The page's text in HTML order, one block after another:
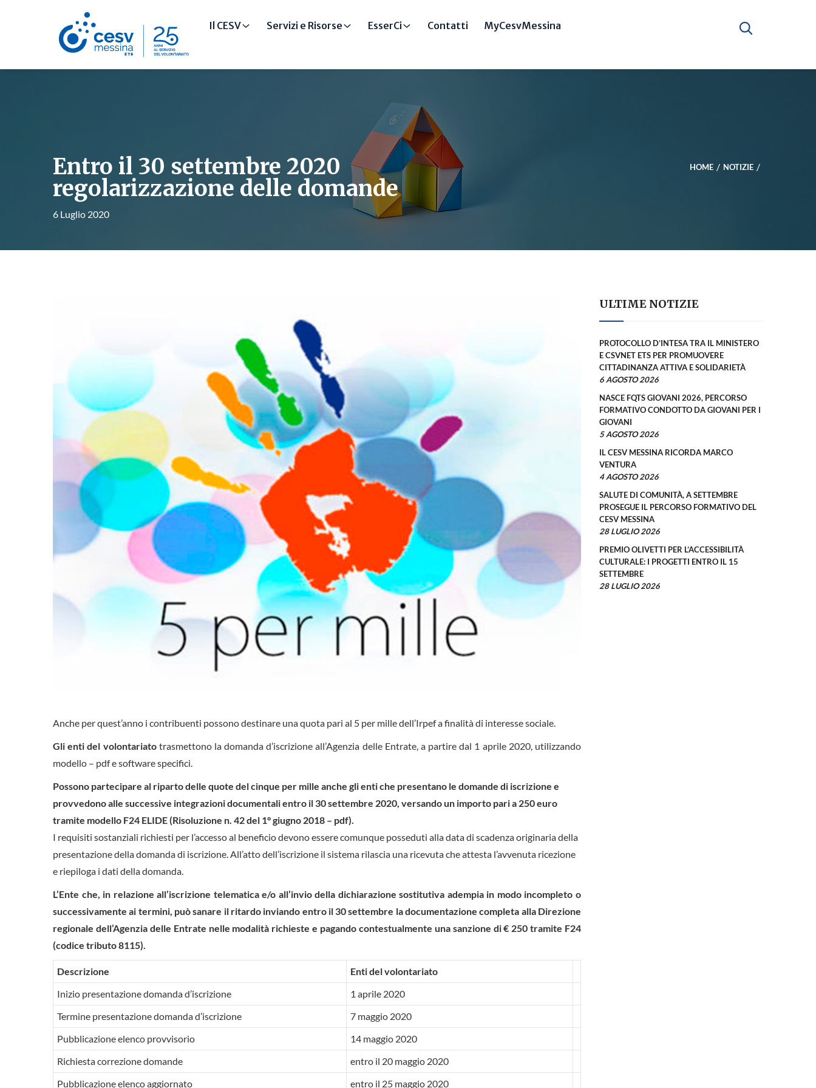
Il CESV Servizi e Risorse EsserCi Contatti MyCesvMessina
Entro il 30 settembre 2020
regolarizzazione delle domande
6 Luglio 2020
HOME NOTIZIE
Anche per quest’anno i contribuenti possono destinare una quota pari al 5 per mille dell’Irpef a finalità di interesse sociale.
Gli enti del volontariatotrasmettono la domanda d’iscrizione all’Agenzia delle Entrate, a partire dal 1 aprile 2020, utilizzando
modello – pdf e software specifici.
Possono partecipare al riparto delle quote del cinque per mille anche gli enti che presentano le domande di iscrizione e
provvedono alle successive integrazioni documentali entro il 30 settembre 2020, versando un importo pari a 250 euro
tramite modello F24 ELIDE (Risoluzione n. 42 del 1° giugno 2018 – pdf).
I requisiti sostanziali richiesti per l’accesso al beneficio devono essere comunque posseduti alla data di scadenza originaria della
presentazione della domanda di iscrizione. All’atto dell’iscrizione il sistema rilascia una ricevuta che attesta l’avvenuta ricezione
e riepiloga i dati della domanda.
L’Ente che, in relazione all’iscrizione telematica e/o all’invio della dichiarazione sostitutiva adempia in modo incompleto o
successivamente ai termini, può sanare il ritardo inviando entro il 30 settembre la documentazione completa alla Direzione
regionale dell’Agenzia delle Entrate nelle modalità richieste e pagando contestualmente una sanzione di € 250 tramite F24
(codice tributo 8115).
Descrizione
Enti del volontariato
Inizio presentazione domanda d’iscrizione
1 aprile 2020
Termine presentazione domanda d’iscrizione
7 maggio 2020
Pubblicazione elenco provvisorio
14 maggio 2020
Richiesta correzione domande
entro il 20 maggio 2020
Pubblicazione elenco aggiornato
entro il 25 maggio 2020
ULTIME NOTIZIE
PROTOCOLLO D’INTESA TRA IL MINISTERO
E CSVNET ETS PER PROMUOVERE
CITTADINANZA ATTIVA E SOLIDARIETÀ
6 AGOSTO 2026
NASCE FQTS GIOVANI 2026, PERCORSO
FORMATIVO CONDOTTO DA GIOVANI PER I
GIOVANI
5 AGOSTO 2026
IL CESV MESSINA RICORDA MARCO
VENTURA
4 AGOSTO 2026
SALUTE DI COMUNITÀ, A SETTEMBRE
PROSEGUE IL PERCORSO FORMATIVO DEL
CESV MESSINA
28 LUGLIO 2026
PREMIO OLIVETTI PER L’ACCESSIBILITÀ
CULTURALE: I PROGETTI ENTRO IL 15
SETTEMBRE
28 LUGLIO 2026